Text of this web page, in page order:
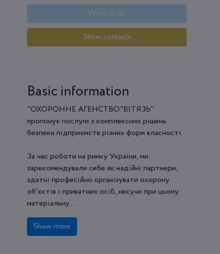
Write to us
Show contacts
Basic information
"ОХОРОННЕ АГЕНСТВО"ВІТЯЗЬ"
пропонує послуги з комплексних рішень
безпеки підприємств різних форм власності.
За час роботи на ринку України, ми
зарекомендували себе як надійні партнери,
здатні професійно організувати охорону
об'єктів і приватних осіб, несучи при цьому
матеріальну ...
Show more